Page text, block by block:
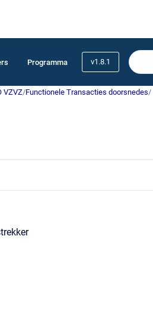
Programma v1.8.1
VZVZ/Functionele Transacties doorsnedes/